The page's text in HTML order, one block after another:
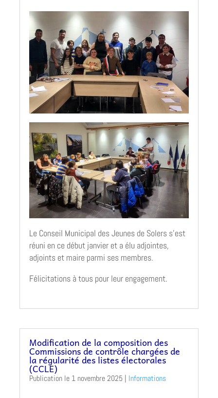
Le Conseil Municipal des Jeunes de Solers s’est
réuni en ce début janvier et a élu adjointes,
adjoints et maire parmi ses membres.
Félicitations à tous pour leur engagement.
Modification de la composition des
Commissions de contrôle chargées de
la régularité des listes électorales
(CCLE)
1 novembre 2025 | Informations